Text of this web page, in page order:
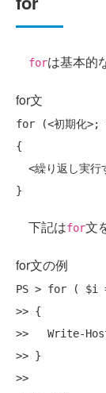
forは基本的
for文
for (<初期化>;
{
下記はfor文
for文の例
PS > for (
>> {
>>   Write-
>> }
>>